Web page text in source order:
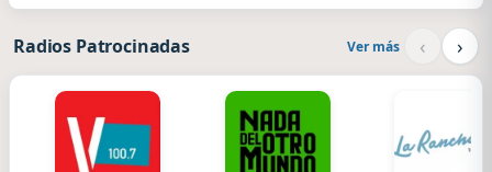
Radios Patrocinadas Ver más ‹ ›